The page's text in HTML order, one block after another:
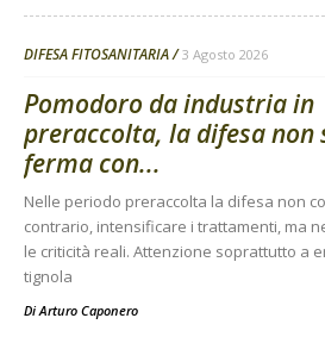
DIFESA FITOSANITARIA 3 Agosto 2026
Pomodoro da industria in
preraccolta, la difesa non
ferma con...
Nelle periodo preraccolta la difesa non
contrario, intensificare i trattamenti, ma
le criticità reali. Attenzione soprattutto a
tignola
Di Arturo Caponero